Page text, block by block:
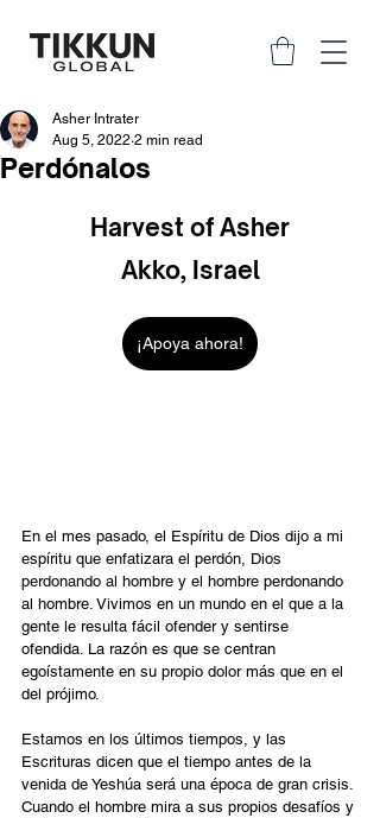
Perdónalos
Asher Intrater
Aug 5, 2022 2 min read
Harvest of Asher
Akko, Israel
¡Apoya ahora!
En el mes pasado, el Espíritu de Dios dijo a mi
espíritu que enfatizara el perdón, Dios
perdonando al hombre y el hombre perdonando
al hombre. Vivimos en un mundo en el que a la
gente le resulta fácil ofender y sentirse
ofendida. La razón es que se centran
egoístamente en su propio dolor más que en el
del prójimo.
Estamos en los últimos tiempos, y las
Escrituras dicen que el tiempo antes de la
venida de Yeshúa será una época de gran crisis.
Cuando el hombre mira a sus propios desafíos y